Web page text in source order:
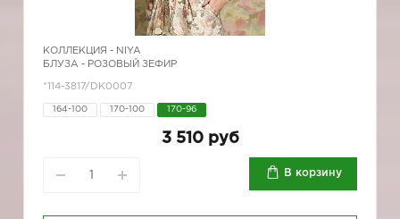
КОЛЛЕКЦИЯ - NIYA
БЛУЗА - РОЗОВЫЙ ЗЕФИР
*114-3817/DK0007
164-100 170-100 170-96
3 510 руб
В корзину